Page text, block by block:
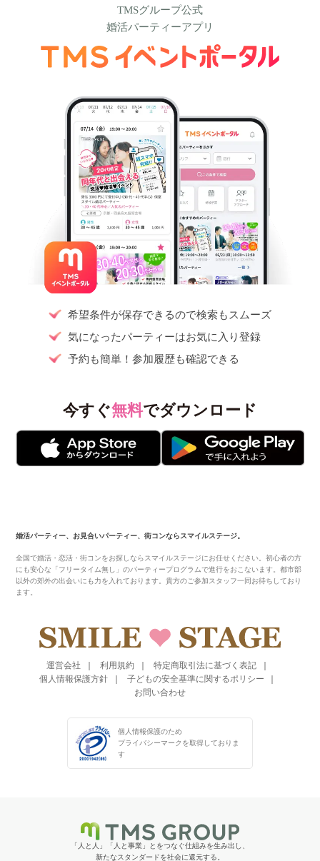
TMSグループ公式
婚活パーティーアプリ
希望条件が保存できるので検索もスムーズ
気になったパーティーはお気に入り登録
予約も簡単！参加履歴も確認できる
今すぐ無料でダウンロード
婚活パーティー、お見合いパーティー、街コンならスマイルステージ。
全国で婚活・恋活・街コンをお探しならスマイルステージにお任せください。初心者の方
にも安心な「フリータイム無し」のパーティープログラムで進行をおこないます。都市部
以外の郊外の出会いにも力を入れております。貴方のご参加スタッフ一同お待ちしており
ます。
運営会社 利用規約
特定商取引法に基づく表記
個人情報保護方針
子どもの安全基準に関するポリシー
お問い合わせ
個人情報保護のため
プライバシーマークを取得しておりま
す
「人と人」「人と事業」とをつなぐ仕組みを生み出し、
新たなスタンダードを社会に還元する。